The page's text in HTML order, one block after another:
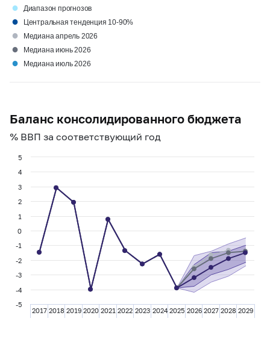
● Диапазон прогнозов
● Центральная тенденция 10-90%
● Медиана апрель 2026
● Медиана июнь 2026
● Медиана июль 2026
Баланс консолидированного бюджета
% ВВП за соответствующий год
2017 2018 2019 2020 2021 2022 2023 2024 2025 2026 2027 2028 2029
-5
-4
-3
-2
-1
0
1
2
3
4
5